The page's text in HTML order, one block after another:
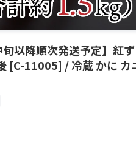
旬以降順次発送予定】紅ず
[C-11005] / 冷蔵 かに カ